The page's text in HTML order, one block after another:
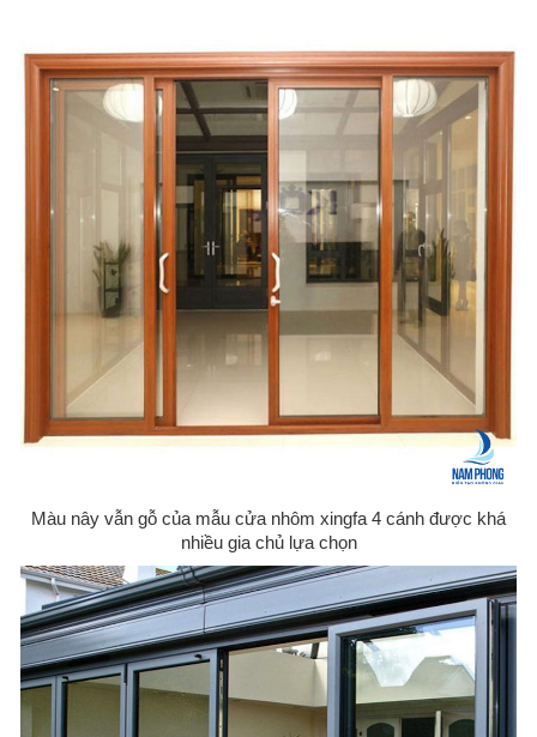
Màu nây vẫn gỗ của mẫu cửa nhôm xingfa 4 cánh được khá
nhiều gia chủ lựa chọn